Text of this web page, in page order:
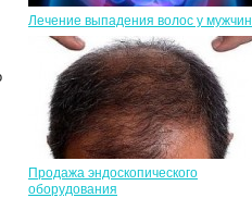
Лечение выпадения волос у мужчин
Продажа эндоскопического
оборудования